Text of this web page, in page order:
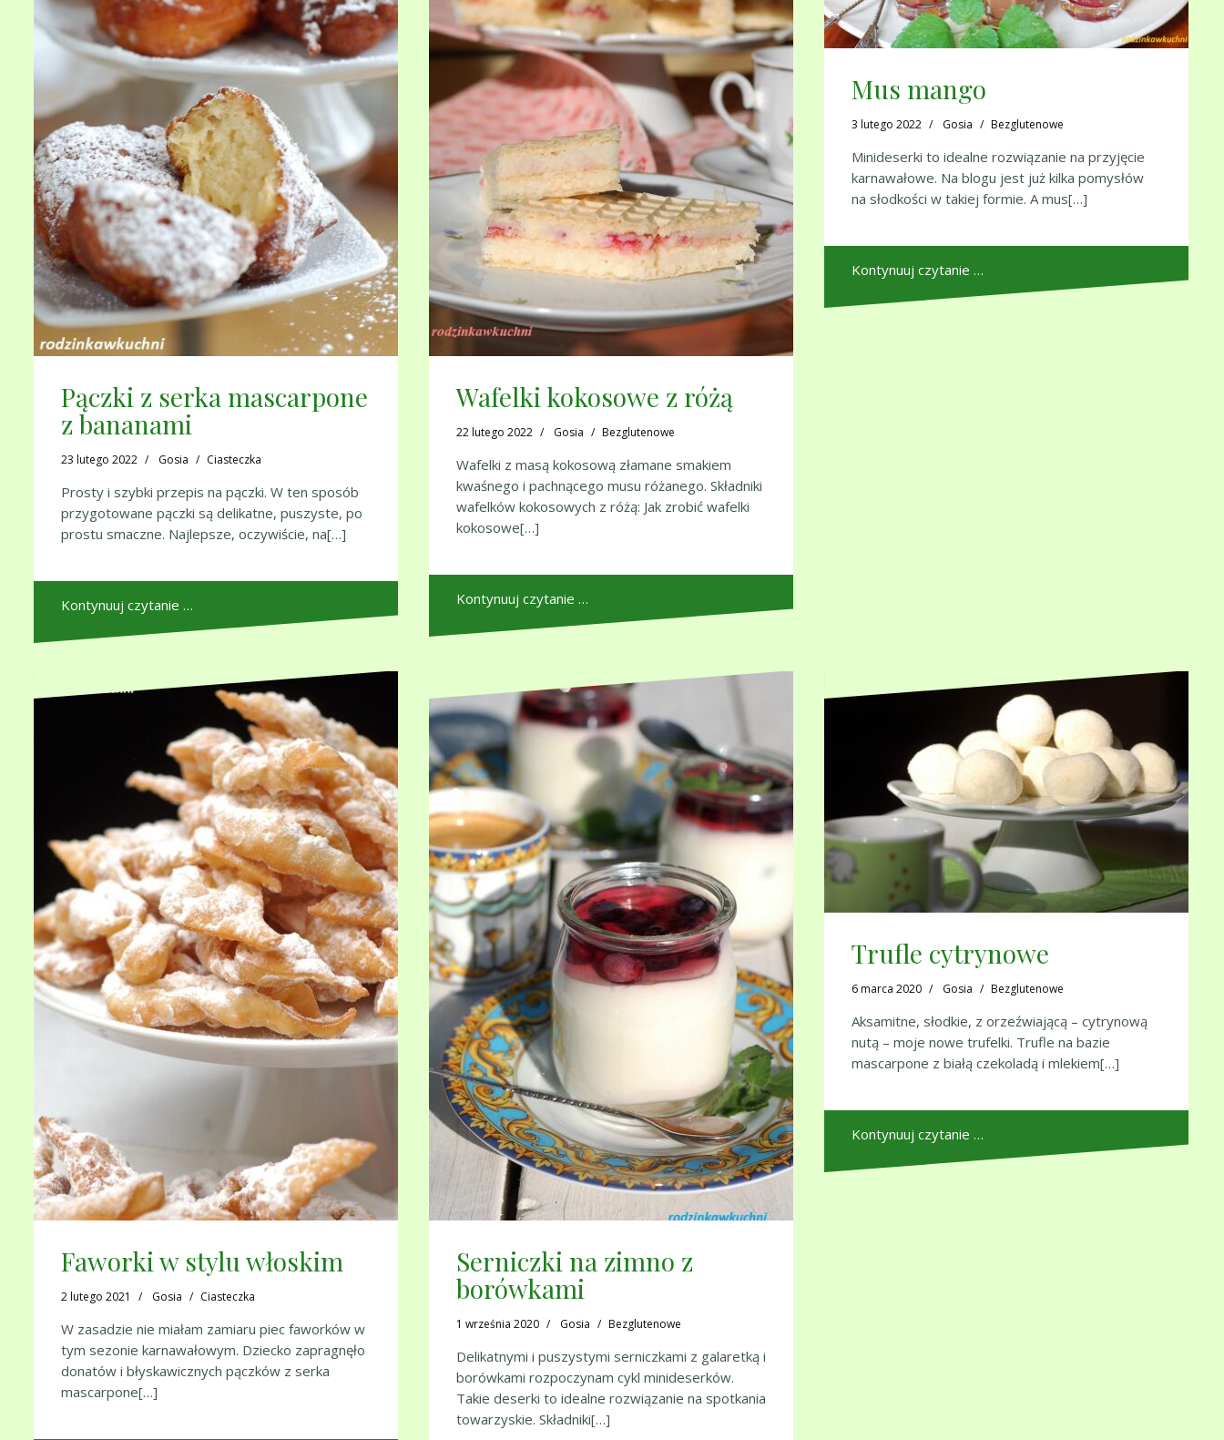
Pączki z serka mascarpone
z bananami
23 lutego 2022 Gosia Ciasteczka
Prosty i szybki przepis na pączki. W ten sposób
przygotowane pączki są delikatne, puszyste, po
prostu smaczne. Najlepsze, oczywiście, na[…]
Kontynuuj czytanie …
Wafelki kokosowe z różą
22 lutego 2022 Gosia Bezglutenowe
Wafelki z masą kokosową złamane smakiem
kwaśnego i pachnącego musu różanego. Składniki
wafelków kokosowych z różą: Jak zrobić wafelki
kokosowe[…]
Kontynuuj czytanie …
Mus mango
3 lutego 2022 Gosia Bezglutenowe
Minideserki to idealne rozwiązanie na przyjęcie
karnawałowe. Na blogu jest już kilka pomysłów
na słodkości w takiej formie. A mus[…]
Kontynuuj czytanie …
Faworki w stylu włoskim
2 lutego 2021 Gosia Ciasteczka
W zasadzie nie miałam zamiaru piec faworków w
tym sezonie karnawałowym. Dziecko zapragnęło
donatów i błyskawicznych pączków z serka
mascarpone[…]
Serniczki na zimno z
borówkami
1 września 2020 Gosia Bezglutenowe
Delikatnymi i puszystymi serniczkami z galaretką i
borówkami rozpoczynam cykl minideserków.
Takie deserki to idealne rozwiązanie na spotkania
towarzyskie. Składniki[…]
Trufle cytrynowe
6 marca 2020 Gosia Bezglutenowe
Aksamitne, słodkie, z orzeźwiającą – cytrynową
nutą – moje nowe trufelki. Trufle na bazie
mascarpone z białą czekoladą i mlekiem[…]
Kontynuuj czytanie …